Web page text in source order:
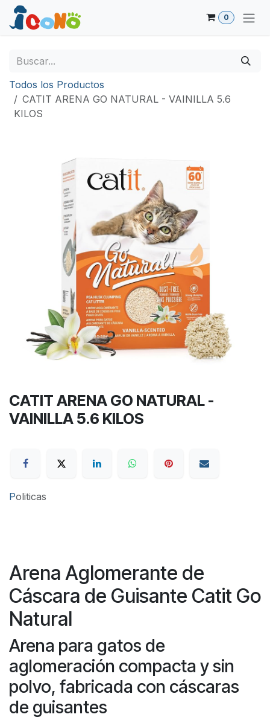
Ir al contenido
0
Todos los Productos
CATIT ARENA GO NATURAL - VAINILLA 5.6
KILOS
CATIT ARENA GO NATURAL -
VAINILLA 5.6 KILOS
Politicas
Arena Aglomerante de
Cáscara de Guisante Catit Go
Natural
Arena para gatos de
aglomeración compacta y sin
polvo, fabricada con cáscaras
de guisantes